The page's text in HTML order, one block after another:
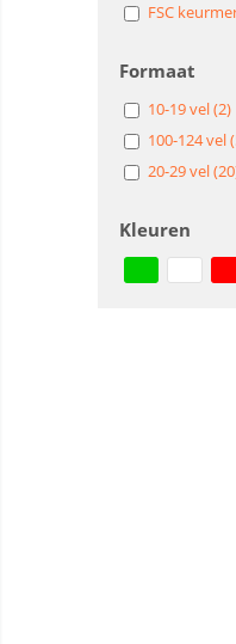
FSC
Formaat
10-19 vel (2)
100-124 vel
20-29 vel
Kleuren